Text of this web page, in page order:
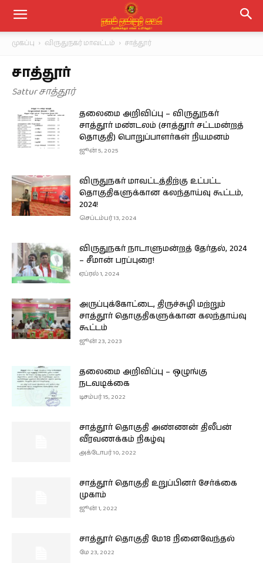
முகப்பு விருதுநகர் மாவட்டம் சாத்தூர்
சாத்தூர்
Sattur சாத்தூர்
தலைமை அறிவிப்பு – விருதுநகர்
சாத்தூர் மண்டலம் (சாத்தூர் சட்டமன்றத்
தொகுதி) பொறுப்பாளர்கள் நியமனம்
ஜூன் 5, 2025
விருதுநகர் மாவட்டத்திற்கு உட்பட்ட
தொகுதிகளுக்கான கலந்தாய்வு கூட்டம்,
2024!
செப்டம்பர் 13, 2024
விருதுநகர் நாடாளுமன்றத் தேர்தல், 2024
– சீமான் பரப்புரை!
ஏப்ரல் 1, 2024
அருப்புக்கோட்டை, திருச்சுழி மற்றும்
சாத்தூர் தொகுதிகளுக்கான கலந்தாய்வு
கூட்டம்
ஜூன் 23, 2023
தலைமை அறிவிப்பு – ஒழுங்கு
நடவடிக்கை
டிசம்பர் 15, 2022
சாத்தூர் தொகுதி அண்ணன் திலீபன்
வீரவணக்கம் நிகழ்வு
அக்டோபர் 10, 2022
சாத்தூர் தொகுதி உறுப்பினர் சேர்க்கை
முகாம்
ஜூன் 1, 2022
சாத்தூர் தொகுதி மே18 நினைவேந்தல்
மே 23, 2022